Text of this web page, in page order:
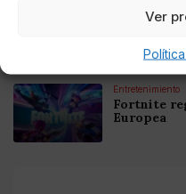
Ver
Mejores
Entretenimiento
Fortnite
Europea